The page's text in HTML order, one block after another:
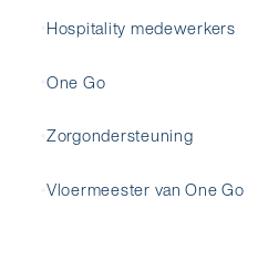
Hospitality medewerkers
One Go
Zorgondersteuning
Vloermeester van One Go